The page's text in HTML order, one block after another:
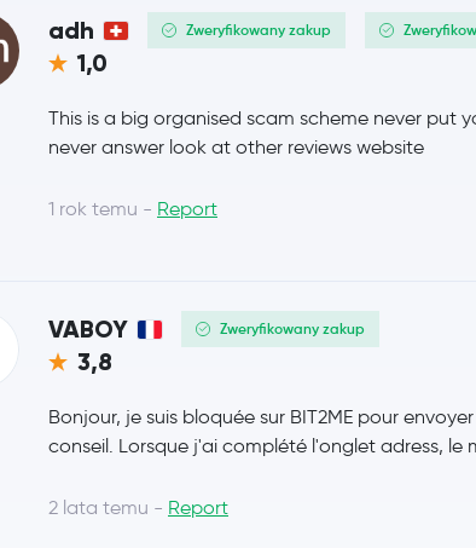
Monero XMR
Bitcoin Cash BCH
SHIBA INU SHIB
SuiSUI
AvalancheAVAX
adh Zweryfikowany zakup
1,0
This is a big organised scam scheme never put
never answer look at other reviews website
1 rok temu - Report
VABOY Zweryfikowany zakup
3,8
Bonjour, je suis bloquée sur BIT2ME pour
conseil. Lorsque j'ai complété l'onglet adress, le
2 lata temu - Report